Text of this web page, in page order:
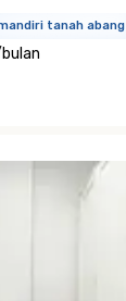
tanah abang
bulan